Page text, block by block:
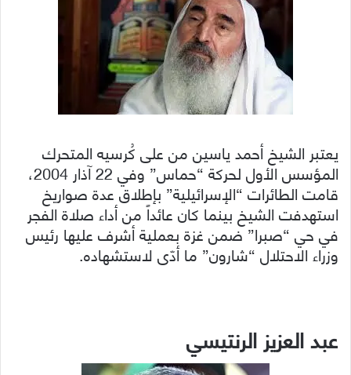
يعتبر الشيخ أحمد ياسين من على كُرسيه المتحرك
المؤسس الأول لحركة “حماس” وفي 22 آذار 2004،
قامت الطائرات “الإسرائيلية” بإطلاق عدة صواريخ
استهدفت الشيخ بينما كان عائداً من أداء صلاة الفجر
في حي “صبرا” ضمن غزة بعملية أشرف عليها رئيس
وزراء الاحتلال “شارون” ما أدّى لاستشهاده.
عبد العزيز الرنتيسي